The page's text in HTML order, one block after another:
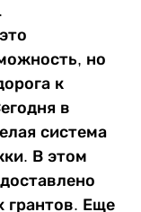
но
к
в
система
В этом
грантов. Еще